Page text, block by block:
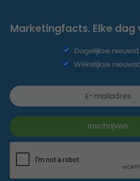
Marketingfacts. Elke dag
Dagelijkse
Wekelijkse